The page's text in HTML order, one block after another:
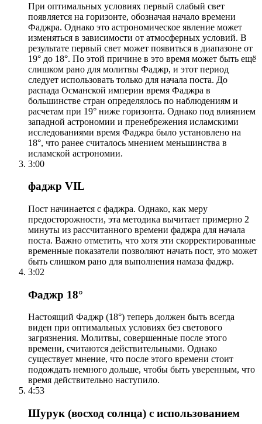
При оптимальных условиях первый слабый свет
появляется на горизонте, обозначая начало времени
Фаджра. Однако это астрономическое явление может
изменяться в зависимости от атмосферных условий. В
результате первый свет может появиться в диапазоне от
19° до 18°. По этой причине в это время может быть ещё
слишком рано для молитвы Фаджр, и этот период
следует использовать только для начала поста. До
распада Османской империи время Фаджра в
большинстве стран определялось по наблюдениям и
расчетам при 19° ниже горизонта. Однако под влиянием
западной астрономии и пренебрежения исламскими
исследованиями время Фаджра было установлено на
18°, что ранее считалось мнением меньшинства в
исламской астрономии.
3:00
фаджр VIL
Пост начинается с фаджра. Однако, как меру
предосторожности, эта методика вычитает примерно 2
минуты из рассчитанного времени фаджра для начала
поста. Важно отметить, что хотя эти скорректированные
временные показатели позволяют начать пост, это может
быть слишком рано для выполнения намаза фаджр.
3:02
Фаджр 18°
Настоящий Фаджр (18°) теперь должен быть всегда
виден при оптимальных условиях без светового
загрязнения. Молитвы, совершенные после этого
времени, считаются действительными. Однако
существует мнение, что после этого времени стоит
подождать немного дольше, чтобы быть уверенным, что
время действительно наступило.
4:53
Шурук (восход солнца) с использованием